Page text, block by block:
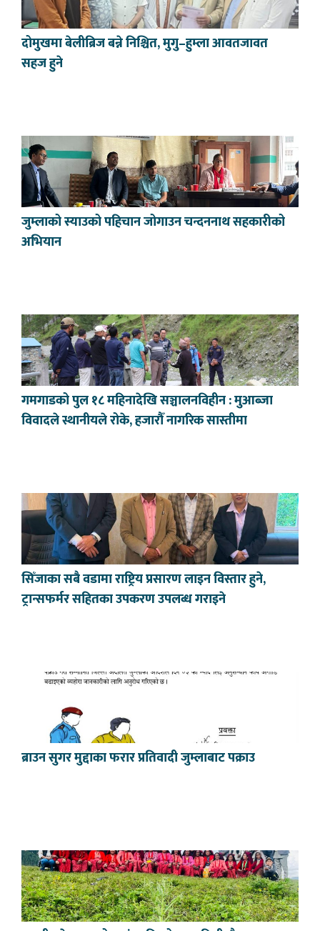
दोमुखमा बेलीब्रिज बन्ने निश्चित, मुगु–हुम्ला आवतजावत
सहज हुने
जुम्लाको स्याउको पहिचान जोगाउन चन्दननाथ सहकारीको
अभियान
गमगाडको पुल १८ महिनादेखि सञ्चालनविहीन : मुआब्जा
विवादले स्थानीयले रोके, हजारौँ नागरिक सास्तीमा
सिँजाका सबै वडामा राष्ट्रिय प्रसारण लाइन विस्तार हुने,
ट्रान्सफर्मर सहितका उपकरण उपलब्ध गराइने
ब्राउन सुगर मुद्दाका फरार प्रतिवादी जुम्लाबाट पक्राउ